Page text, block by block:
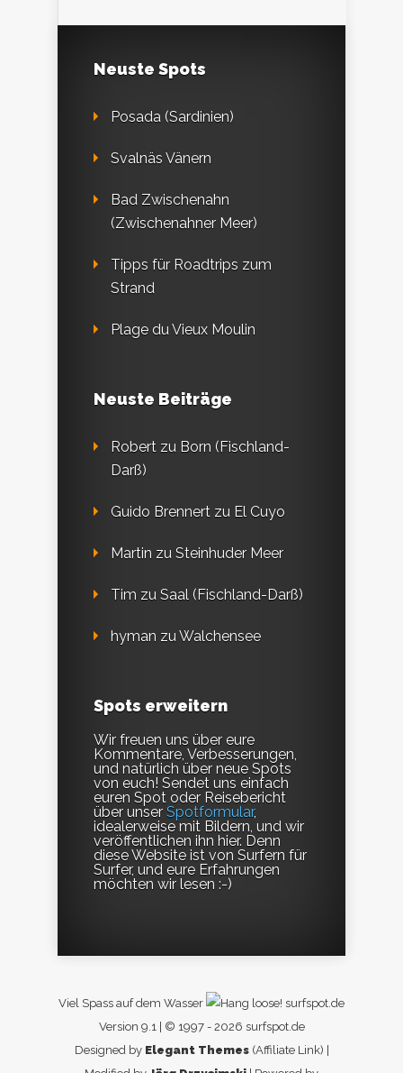
Neuste Spots
Posada (Sardinien)
Svalnäs Vänern
Bad Zwischenahn
(Zwischenahner Meer)
Tipps für Roadtrips zum
Strand
Plage du Vieux Moulin
Neuste Beiträge
Robert zu Born (Fischland-
Darß)
Guido Brennert zu El Cuyo
Martin zu Steinhuder Meer
Tim zu Saal (Fischland-Darß)
hyman zu Walchensee
Spots erweitern
Wir freuen uns über eure
Kommentare, Verbesserungen,
und natürlich über neue Spots
von euch! Sendet uns einfach
euren Spot oder Reisebericht
über unser Spotformular,
idealerweise mit Bildern, und wir
veröffentlichen ihn hier. Denn
diese Website ist von Surfern für
Surfer, und eure Erfahrungen
möchten wir lesen :-)
Viel Spass auf dem Wasser
surfspot.de
Version 9.1 | © 1997 - 2026 surfspot.de
Designed by Elegant Themes(Affiliate Link) |